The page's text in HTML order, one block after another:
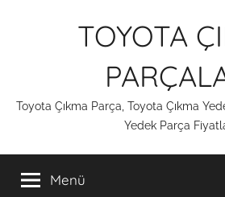
TOYOTA
Toyota Çıkma Parça, Toyota Çıkma
Yedek Parça
Menü